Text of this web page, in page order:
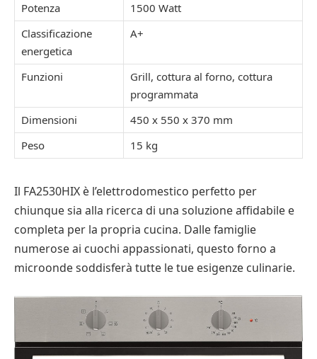
Potenza
1500 Watt
Classificazione
energetica
A+
Funzioni
Grill, cottura al forno, cottura
programmata
Dimensioni
450 x 550 x 370 mm
Peso
15 kg
Il FA2530HIX è l’elettrodomestico perfetto per
chiunque sia alla ricerca di una soluzione affidabile e
completa per la propria cucina. Dalle famiglie
numerose ai cuochi appassionati, questo forno a
microonde soddisferà tutte le tue esigenze culinarie.